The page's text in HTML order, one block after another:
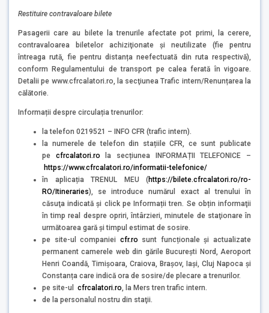
Restituire contravaloare bilete
Pasagerii care au bilete la trenurile afectate pot primi, la cerere,
contravaloarea biletelor achiziţionate şi neutilizate (fie pentru
întreaga rută, fie pentru distanța neefectuată din ruta respectivă),
conform Regulamentului de transport pe calea ferată în vigoare.
Detalii pe www.cfrcalatori.ro, la secţiunea Trafic intern/Renunțarea la
călătorie.
Informații despre circulația trenurilor:
la telefon 0219521 – INFO CFR (trafic intern).
la numerele de telefon din stațiile CFR, ce sunt publicate
pe cfrcalatori.ro la secțiunea INFORMAȚII TELEFONICE –
https://www.cfrcalatori.ro/informatii-telefonice/
în aplicația TRENUL MEU (https://bilete.cfrcalatori.ro/ro-
RO/Itineraries), se introduce numărul exact al trenului în
căsuţa indicată şi click pe Informații tren. Se obțin informaţii
în timp real despre opriri, întârzieri, minutele de staţionare în
următoarea gară şi timpul estimat de sosire.
pe site-ul companiei cfr.ro sunt funcționale și actualizate
permanent camerele web din gările București Nord, Aeroport
Henri Coandă, Timișoara, Craiova, Brașov, Iași, Cluj Napoca și
Constanța care indică ora de sosire/de plecare a trenurilor.
pe site-ul cfrcalatori.ro , la Mers tren trafic intern.
de la personalul nostru din staţii.